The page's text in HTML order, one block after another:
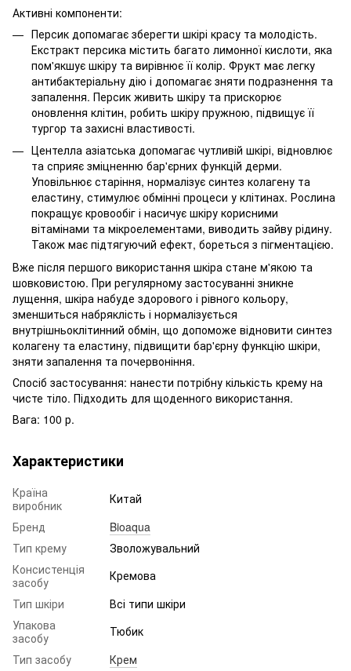
Активні компоненти:
Персик допомагає зберегти шкірі красу та молодість.
Екстракт персика містить багато лимонної кислоти, яка
пом'якшує шкіру та вирівнює її колір. Фрукт має легку
антибактеріальну дію і допомагає зняти подразнення та
запалення. Персик живить шкіру та прискорює
оновлення клітин, робить шкіру пружною, підвищує її
тургор та захисні властивості.
Центелла азіатська допомагає чутливій шкірі, відновлює
та сприяє зміцненню бар'єрних функцій дерми.
Уповільнює старіння, нормалізує синтез колагену та
еластину, стимулює обмінні процеси у клітинах. Рослина
покращує кровообіг і насичує шкіру корисними
вітамінами та мікроелементами, виводить зайву рідину.
Також має підтягуючий ефект, бореться з пігментацією.
Вже після першого використання шкіра стане м'якою та
шовковистою. При регулярному застосуванні зникне
лущення, шкіра набуде здорового і рівного кольору,
зменшиться набряклість і нормалізується
внутрішньоклітинний обмін, що допоможе відновити синтез
колагену та еластину, підвищити бар'єрну функцію шкіри,
зняти запалення та почервоніння.
Спосіб застосування: нанести потрібну кількість крему на
чисте тіло. Підходить для щоденного використання.
Вага: 100 р.
Характеристики
Країна
виробник
Китай
Бренд
Bioaqua
Тип крему
Зволожувальний
Консистенція
засобу
Кремова
Тип шкіри
Всі типи шкіри
Упакова
засобу
Тюбик
Тип засобу
Крем